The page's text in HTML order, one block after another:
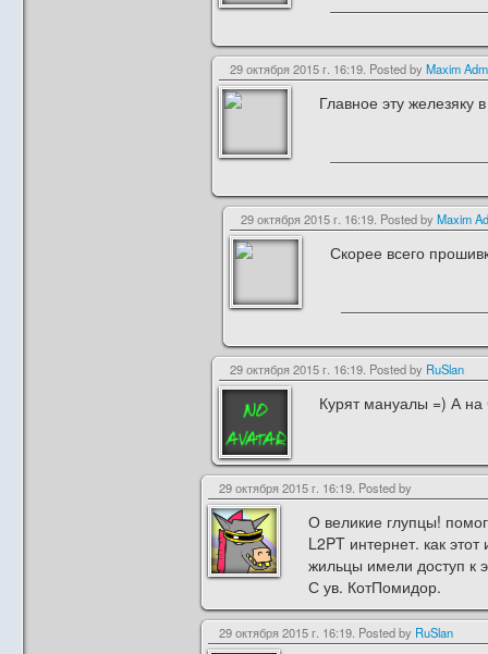
29 октября 2015 г. 16:19. Posted by Maxim
Главное эту железяку
29 октября 2015 г. 16:19. Posted by Maxim
Скорее всего
29 октября 2015 г. 16:19. Posted by RuSlan
Курят мануалы =) А
29 октября 2015 г. 16:19. Posted by
О великие глупцы!
L2PT интернет. как
жильцы имели доступ к
С ув. КотПомидор.
29 октября 2015 г. 16:19. Posted by RuSlan